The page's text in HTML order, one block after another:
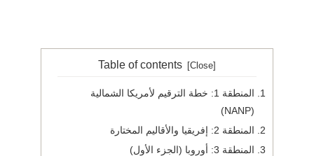
Table of contents
المنطقة 1: خطة الترقيم لأمريكا الشمالية
(NANP)
المنطقة 2: إفريقيا والأقاليم المختارة
المنطقة 3: أوروبا (الجزء الأول)